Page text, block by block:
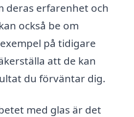
deras erfarenhet och
också be om
på tidigare
att de kan
du förväntar dig.
med glas är det